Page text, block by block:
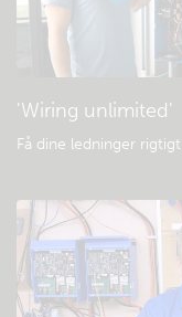
Generelle
'Wiring unlimited'
Få dine ledninger